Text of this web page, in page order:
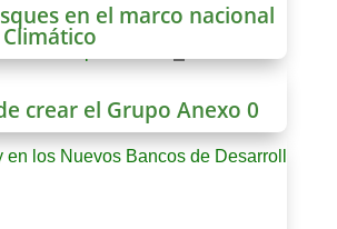
en el marco nacional
crear el Grupo Anexo 0